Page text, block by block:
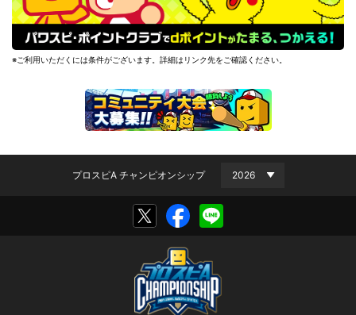
※ご利用いただくには条件がございます。詳細はリンク先をご確認ください。
プロスピA チャンピオンシップ